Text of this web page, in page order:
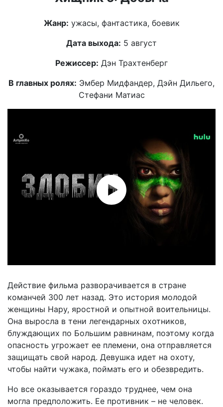
Жанр: ужасы, фантастика, боевик
Дата выхода: 5 август
Режиссер: Дэн Трахтенберг
В главных ролях: Эмбер Мидфандер, Дэйн Дильего,
Стефани Матиас
Действие фильма разворачивается в стране
команчей 300 лет назад. Это история молодой
женщины Нару, яростной и опытной воительницы.
Она выросла в тени легендарных охотников,
блуждающих по Большим равнинам, поэтому когда
опасность угрожает ее племени, она отправляется
защищать свой народ. Девушка идет на охоту,
чтобы найти чужака, поймать его и обезвредить.
Но все оказывается гораздо труднее, чем она
могла предположить. Ее противник – не человек.